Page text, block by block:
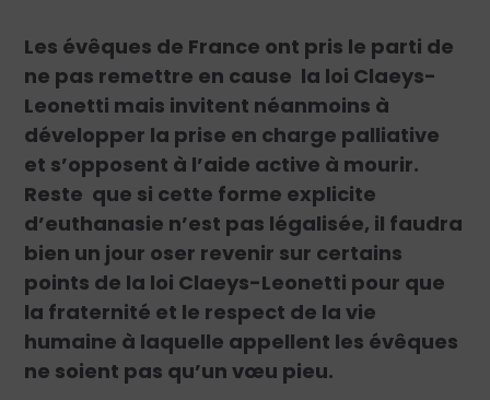
Les évêques de France ont pris le parti de
ne pas remettre en cause la loi Claeys-
Leonetti mais invitent néanmoins à
développer la prise en charge palliative
et s’opposent à l’aide active à mourir.
Reste que si cette forme explicite
d’euthanasie n’est pas légalisée, il faudra
bien un jour oser revenir sur certains
points de la loi Claeys-Leonetti pour que
la fraternité et le respect de la vie
humaine à laquelle appellent les évêques
ne soient pas qu’un vœu pieu.